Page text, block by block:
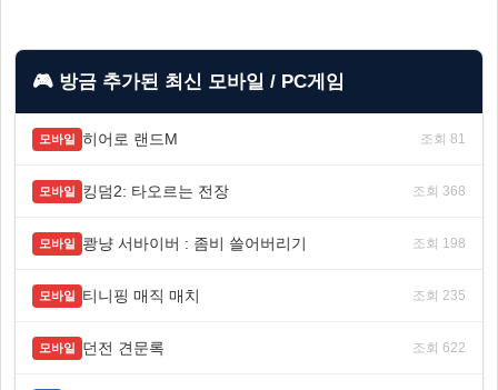
🎮 방금 추가된 최신 모바일 / PC게임
모바일 히어로 랜드M 조회 81
모바일 킹덤2: 타오르는 전장 조회 368
모바일 쾅냥 서바이버 : 좀비 쓸어버리기 조회 198
모바일 티니핑 매직 매치 조회 235
모바일 던전 견문록 조회 622